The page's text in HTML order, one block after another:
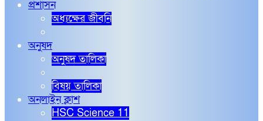
প্রশাসন
অধ্যক্ষের জীবনি
অনুষদ
অনুষদ তালিকা
বিষয় তালিকা
অনলাইন ক্লাশ
HSC Science 11